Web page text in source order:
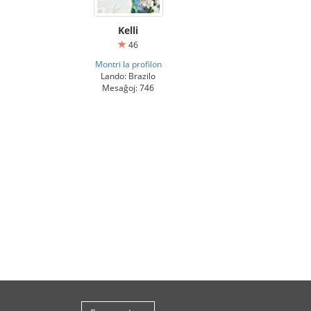
Kelli
46
Montri la profilon
Lando: Brazilo
Mesaĝoj: 746